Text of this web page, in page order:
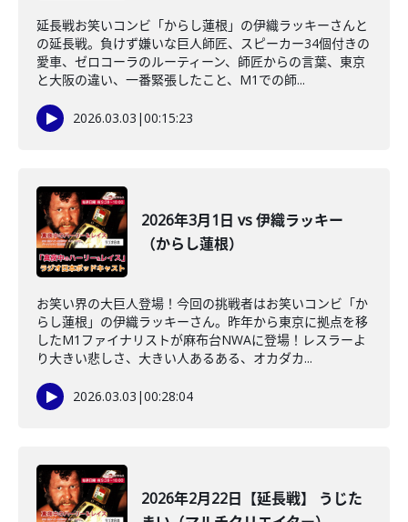
延長戦お笑いコンビ「からし蓮根」の伊織ラッキーさんと
の延長戦。負けず嫌いな巨人師匠、スピーカー34個付きの
愛車、ゼロコーラのルーティーン、師匠からの言葉、東京
と大阪の違い、一番緊張したこと、M1での師...
2026.03.03 |00:15:23
2026年3月1日 vs 伊織ラッキー
（からし蓮根）
お笑い界の大巨人登場！今回の挑戦者はお笑いコンビ「か
らし蓮根」の伊織ラッキーさん。昨年から東京に拠点を移
したM1ファイナリストが麻布台NWAに登場！レスラーよ
り大きい悲しさ、大きい人あるある、オカダカ...
2026.03.03 |00:28:04
2026年2月22日【延長戦】 うじた